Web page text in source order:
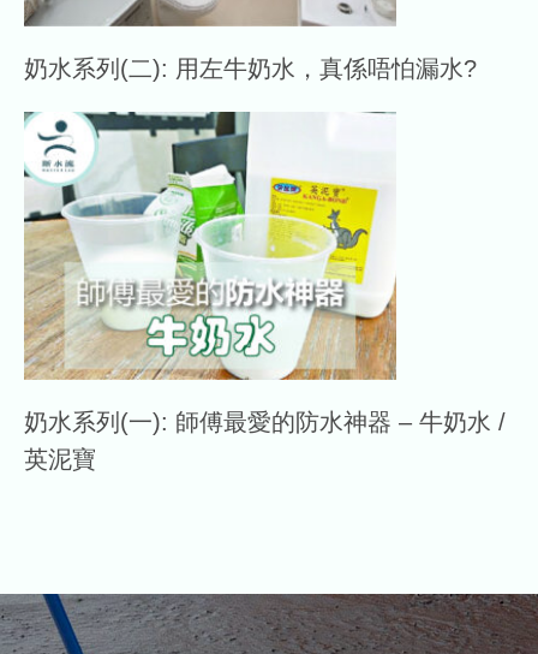
奶水系列(二): 用左牛奶水，真係唔怕漏水?
奶水系列(一): 師傅最愛的防水神器 – 牛奶水 /
英泥寶